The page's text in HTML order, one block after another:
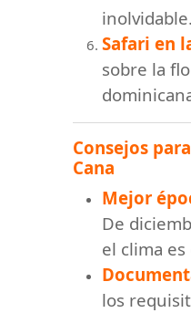
inolvidable.
Safari en
sobre la
Consejos
Cana
Mejor
De
el clima es
los